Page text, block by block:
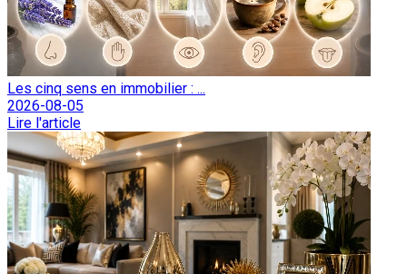
Les cinq sens en immobilier : ...
2026-08-05
Lire l'article